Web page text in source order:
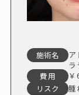
施術名
ラ
費用
￥
リスク 腫